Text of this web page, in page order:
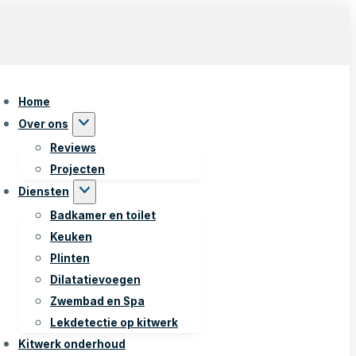
Home
Over ons
Reviews
Projecten
Diensten
Badkamer en toilet
Keuken
Plinten
Dilatatievoegen
Zwembad en Spa
Lekdetectie op kitwerk
Kitwerk onderhoud